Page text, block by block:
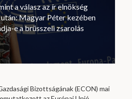
a válasz az ír elnökség
Magyar Péter kezében
e a brüsszeli zsarolás
Bizottságának (ECON) mai